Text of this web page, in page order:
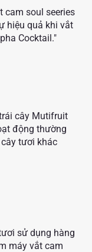
cam soul seeries
hiệu quả khi vắt
Cocktail."
cây Mutifruit
động thường
tươi khác
sử dụng hàng
máy vắt cam